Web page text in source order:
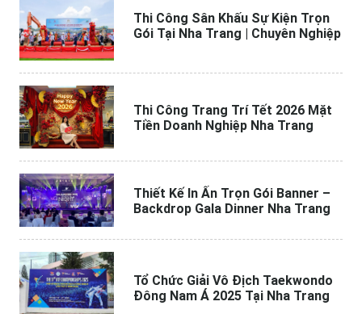
Thi Công Sân Khấu Sự Kiện Trọn
Gói Tại Nha Trang | Chuyên Nghiệp
Thi Công Trang Trí Tết 2026 Mặt
Tiền Doanh Nghiệp Nha Trang
Thiết Kế In Ấn Trọn Gói Banner –
Backdrop Gala Dinner Nha Trang
Tổ Chức Giải Vô Địch Taekwondo
Đông Nam Á 2025 Tại Nha Trang